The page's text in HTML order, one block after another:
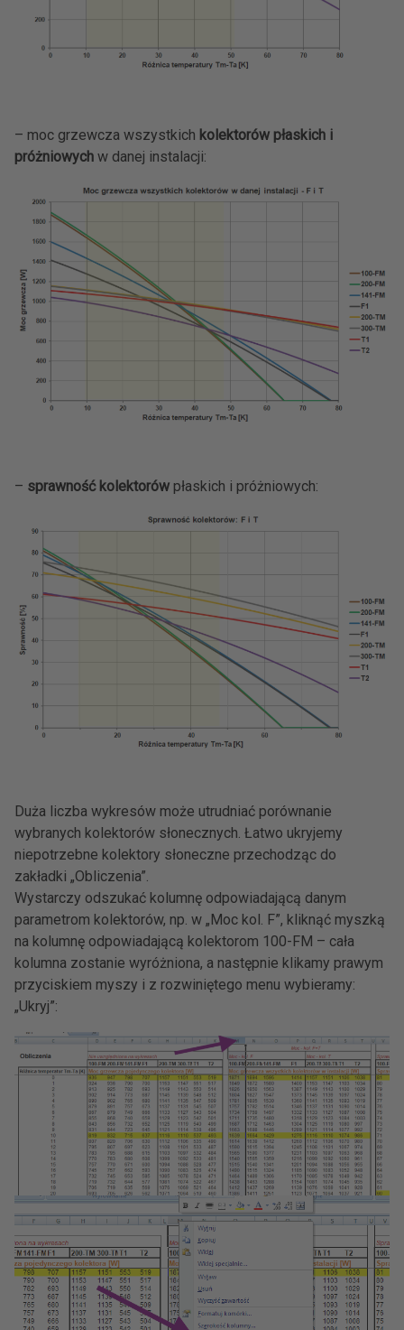
– moc grzewcza wszystkich kolektorów płaskich i
próżniowych w danej instalacji:
– sprawność kolektorów płaskich i próżniowych:
Duża liczba wykresów może utrudniać porównanie
wybranych kolektorów słonecznych. Łatwo ukryjemy
niepotrzebne kolektory słoneczne przechodząc do
zakładki „Obliczenia”.
Wystarczy odszukać kolumnę odpowiadającą danym
parametrom kolektorów, np. w „Moc kol. F”, kliknąć myszką
na kolumnę odpowiadającą kolektorom 100-FM – cała
kolumna zostanie wyróżniona, a następnie klikamy prawym
przyciskiem myszy i z rozwiniętego menu wybieramy:
„Ukryj”: